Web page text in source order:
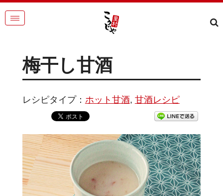
梅干し甘酒
レシピタイプ： ホット甘酒, 甘酒レシピ